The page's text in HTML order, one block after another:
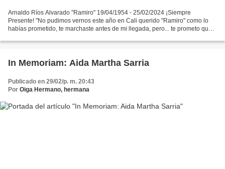
Arnaldo Ríos Alvarado "Ramiro" 19/04/1954 - 25/02/2024 ¡Siempre
Presente! "No pudimos vernos este año en Cali querido "Ramiro" como lo
habías prometido, te marchaste antes de mi llegada, pero... te prometo que
In Memoriam: Aida Martha Sarria
Publicado en 29/02/p. m. 20:43
Por Oiga Hermano, hermana